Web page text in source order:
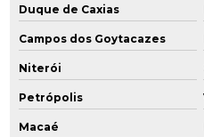
Empresa que faz análise de
Empresas de consultoria
Empresas de consultoria em
Empresas de engenharia
Duque de Caxias
Campos dos Goytacazes
Niterói
Petrópolis
Macaé